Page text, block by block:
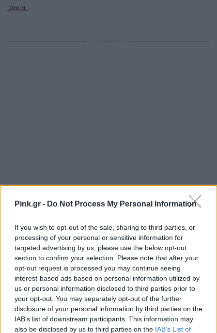
Pink.gr - Do Not Process My Personal Information
If you wish to opt-out of the sale, sharing to third parties, or
processing of your personal or sensitive information for
targeted advertising by us, please use the below opt-out
section to confirm your selection. Please note that after your
opt-out request is processed you may continue seeing
interest-based ads based on personal information utilized by
us or personal information disclosed to third parties prior to
your opt-out. You may separately opt-out of the further
disclosure of your personal information by third parties on the
IAB’s list of downstream participants. This information may
also be disclosed by us to third parties on the IAB’s List of
[ΠΗΓΗ]
Ακολουθήστε το Pink.gr στοGoogle Newsκαι
μάθετε πρώτοιτα πιο hot νέα.
Ακολουθήστε το Pink.gr και στοInstagram